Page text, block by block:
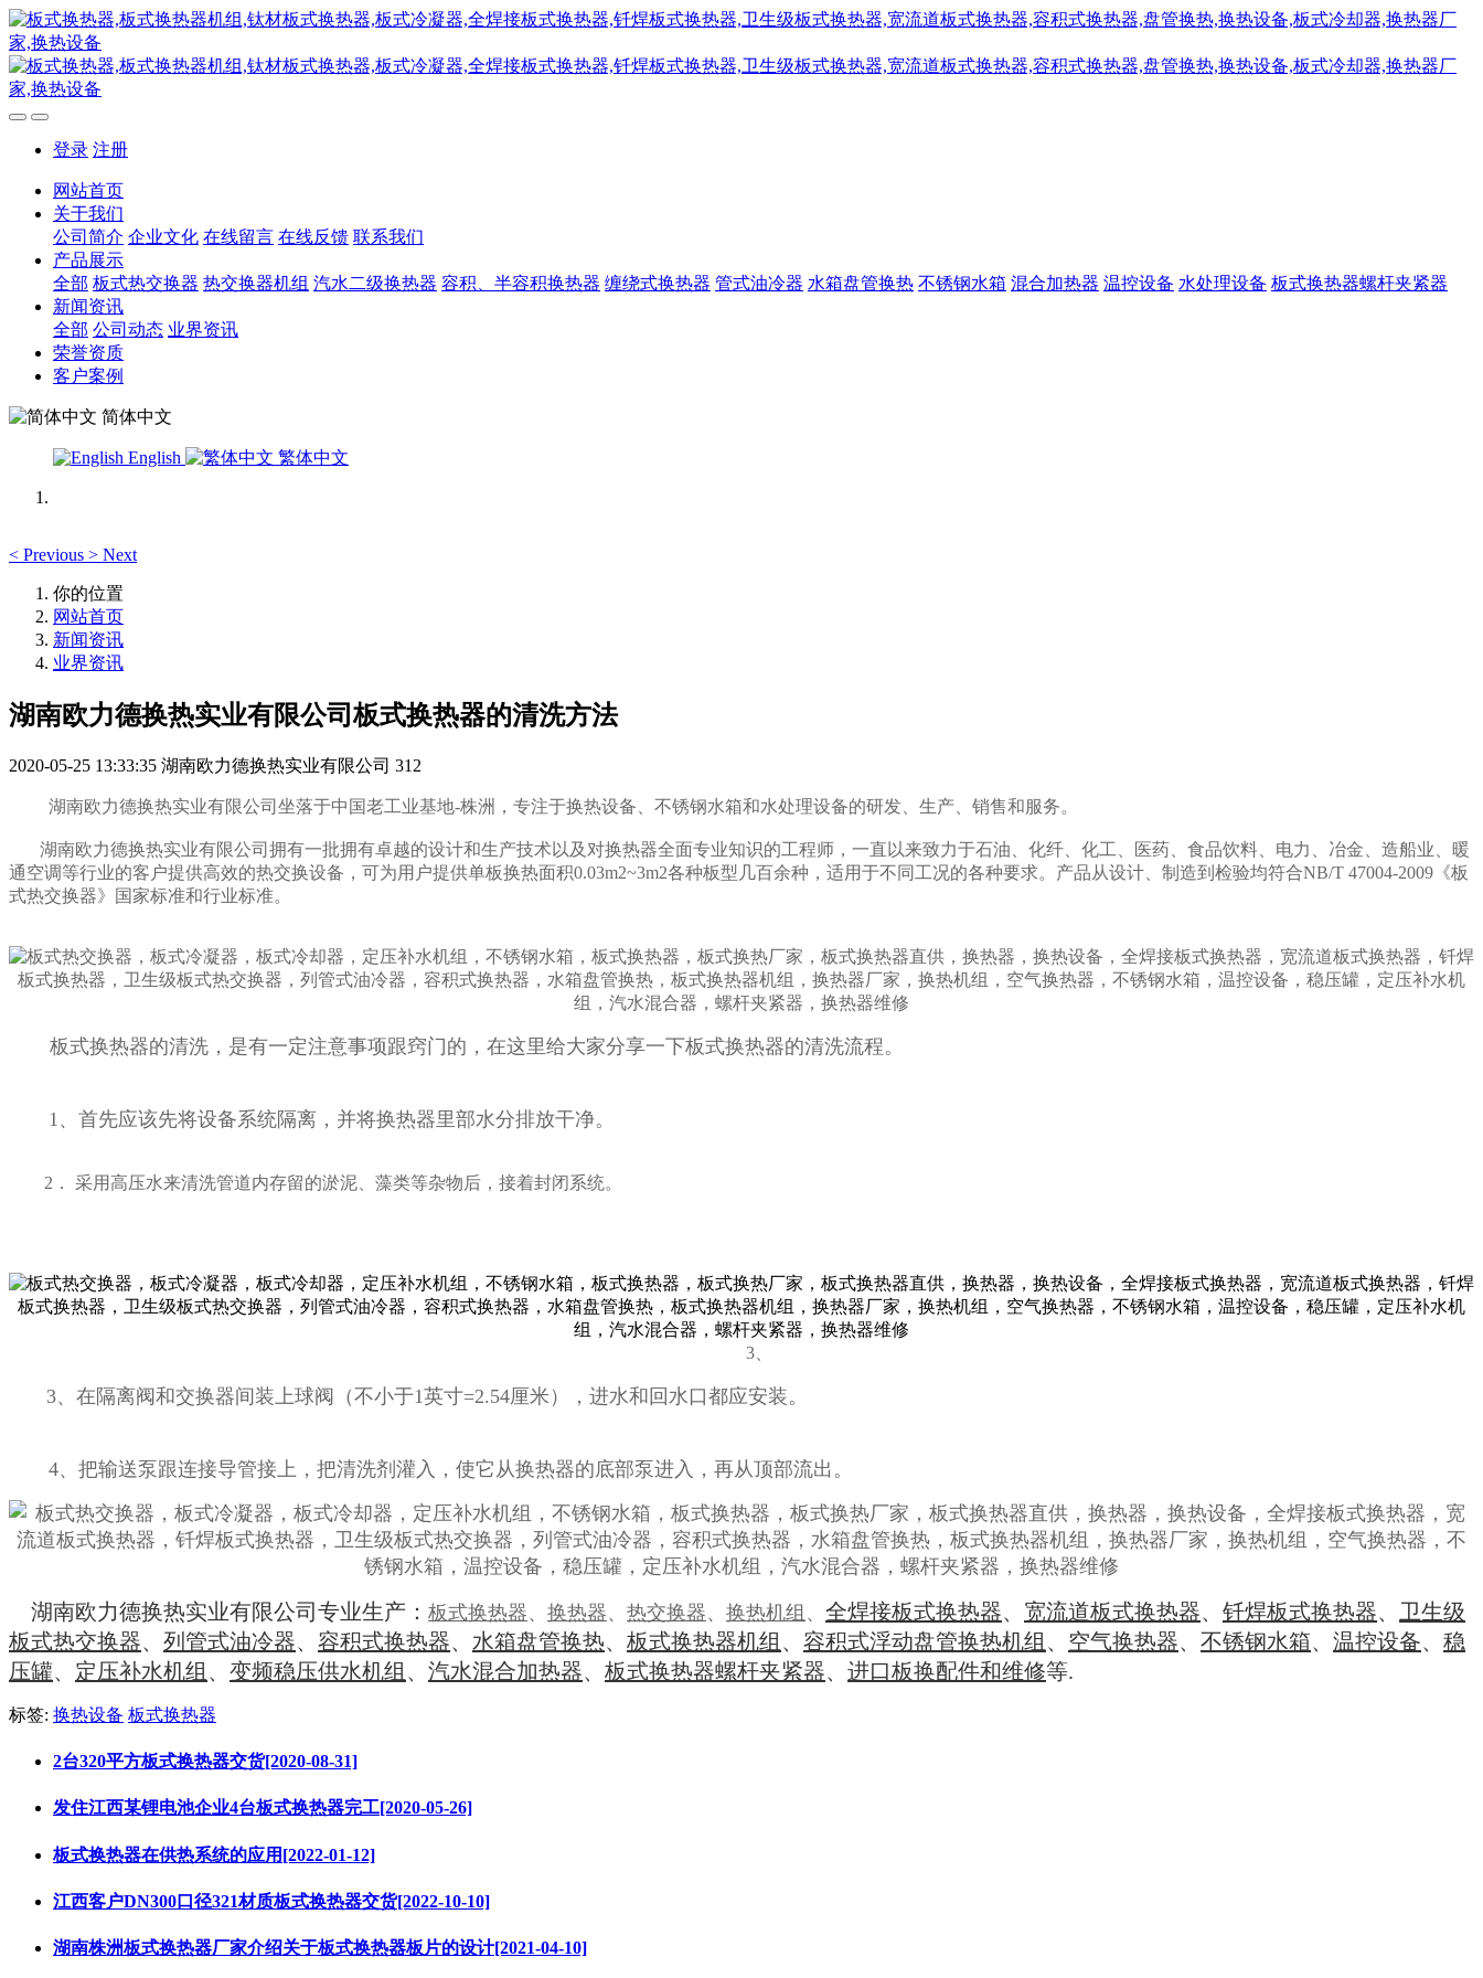
登录 注册
网站首页
关于我们
公司简介 企业文化 在线留言 在线反馈 联系我们
产品展示
全部 板式热交换器 热交换器机组 汽水二级换热器 容积、半容积换热器 缠绕式换热器 管式油冷器 水箱盘管换热 不锈钢水箱 混合加热器 温控设备 水处理设备 板式换热器螺杆夹紧器
新闻资讯
全部 公司动态 业界资讯
荣誉资质
客户案例
简体中文
English 繁体中文
< Previous > Next
你的位置
网站首页
新闻资讯
业界资讯
湖南欧力德换热实业有限公司板式换热器的清洗方法
2020-05-25 13:33:35 湖南欧力德换热实业有限公司 312
湖南欧力德换热实业有限公司坐落于中国老工业基地-株洲，专注于换热设备、不锈钢水箱和水处理设备的研发、生产、销售和服务。
湖南欧力德换热实业有限公司拥有一批拥有卓越的设计和生产技术以及对换热器全面专业知识的工程师，一直以来致力于石油、化纤、化工、医药、食品饮料、电力、冶金、造船业、暖
通空调等行业的客户提供高效的热交换设备，可为用户提供单板换热面积0.03m2~3m2各种板型几百余种，适用于不同工况的各种要求。产品从设计、制造到检验均符合NB/T 47004-2009《板
式热交换器》国家标准和行业标准。
板式换热器的清洗，是有一定注意事项跟窍门的，在这里给大家分享一下板式换热器的清洗流程。
1、首先应该先将设备系统隔离，并将换热器里部水分排放干净。
2． 采用高压水来清洗管道内存留的淤泥、藻类等杂物后，接着封闭系统。
3、
3、在隔离阀和交换器间装上球阀（不小于1英寸=2.54厘米），进水和回水口都应安装。
4、把输送泵跟连接导管接上，把清洗剂灌入，使它从换热器的底部泵进入，再从顶部流出。
湖南欧力德换热实业有限公司专业生产： 板式换热器、 换热器、 热交换器、 换热机组 、 全焊接板式换热器、 宽流道板式换热器、 钎焊板式换热器、 卫生级
板式热交换器、 列管式油冷器、 容积式换热器、 水箱盘管换热、 板式换热器机组 、 容积式浮动盘管换热机组 、 空气换热器、 不锈钢水箱、 温控设备、 稳
压罐、 定压补水机组 、 变频稳压供水机组 、 汽水混合加热器、 板式换热器螺杆夹紧器、 进口板换配件和维修等.
标签: 换热设备 板式换热器
2台320平方板式换热器交货[2020-08-31]
发住江西某锂电池企业4台板式换热器完工[2020-05-26]
板式换热器在供热系统的应用[2022-01-12]
江西客户DN300口径321材质板式换热器交货[2022-10-10]
湖南株洲板式换热器厂家介绍关于板式换热器板片的设计[2021-04-10]